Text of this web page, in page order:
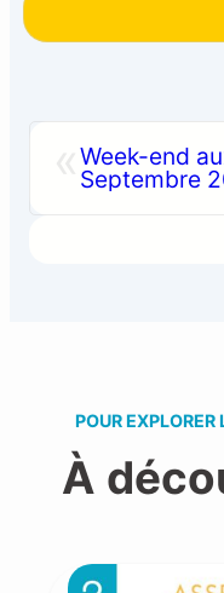
Week-end
Septembre
POUR EXPLORER
À